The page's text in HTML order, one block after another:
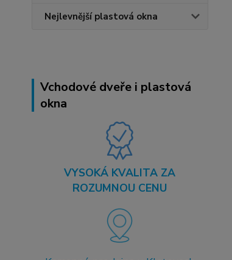
Nejlevnější plastová okna
Vchodové dveře i plastová
okna
VYSOKÁ KVALITA ZA
ROZUMNOU CENU